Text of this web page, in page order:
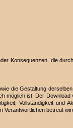
Konsequenzen, die
die Gestaltung
möglich ist. Der
Vollständigkeit und
Verantwortlichen betreut